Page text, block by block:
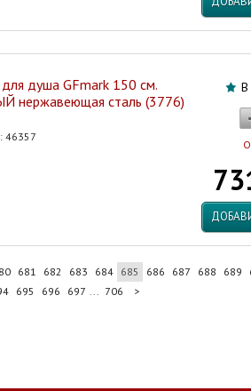
В
душа GFmark 150 см.
нержавеющая сталь (3776)
46357
681 682 683 684 685 686 687 688 689
695 696 697 ... 706 >